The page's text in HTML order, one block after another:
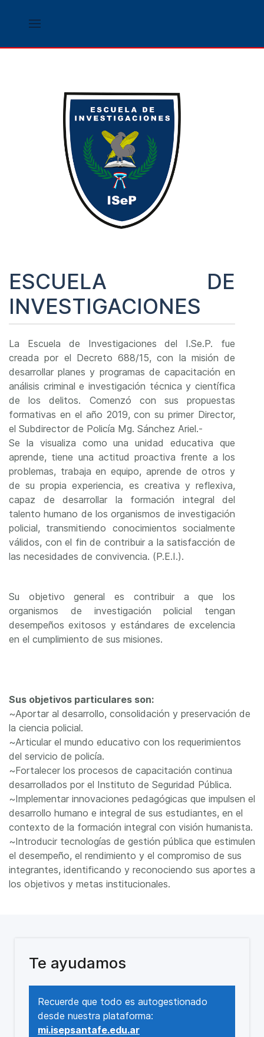
ESCUELA DE
INVESTIGACIONES
La Escuela de Investigaciones del I.Se.P. fue
creada por el Decreto 688/15, con la misión de
desarrollar planes y programas de capacitación en
análisis criminal e investigación técnica y científica
de los delitos. Comenzó con sus propuestas
formativas en el año 2019, con su primer Director,
el Subdirector de Policía Mg. Sánchez Ariel.-
Se la visualiza como una unidad educativa que
aprende, tiene una actitud proactiva frente a los
problemas, trabaja en equipo, aprende de otros y
de su propia experiencia, es creativa y reflexiva,
capaz de desarrollar la formación integral del
talento humano de los organismos de investigación
policial, transmitiendo conocimientos socialmente
válidos, con el fin de contribuir a la satisfacción de
las necesidades de convivencia. (P.E.I.).
Su objetivo general es contribuir a que los
organismos de investigación policial tengan
desempeños exitosos y estándares de excelencia
en el cumplimiento de sus misiones.
Sus objetivos particulares son:
~Aportar al desarrollo, consolidación y preservación de
la ciencia policial.
~Articular el mundo educativo con los requerimientos
del servicio de policía.
~Fortalecer los procesos de capacitación continua
desarrollados por el Instituto de Seguridad Pública.
~Implementar innovaciones pedagógicas que impulsen el
desarrollo humano e integral de sus estudiantes, en el
contexto de la formación integral con visión humanista.
~Introducir tecnologías de gestión pública que estimulen
el desempeño, el rendimiento y el compromiso de sus
integrantes, identificando y reconociendo sus aportes a
los objetivos y metas institucionales.
Te ayudamos
Recuerde que todo es autogestionado
desde nuestra plataforma:
mi.isepsantafe.edu.ar